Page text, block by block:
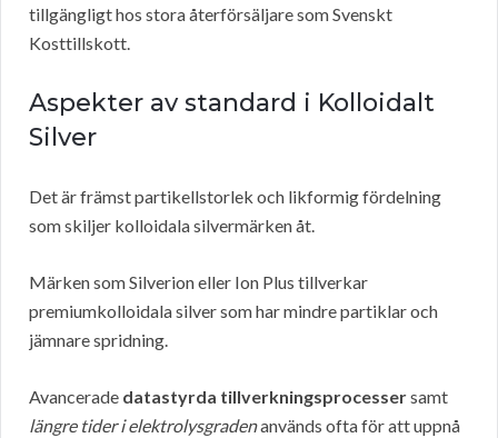
tillgängligt hos stora återförsäljare som Svenskt
Kosttillskott.
Aspekter av standard i Kolloidalt
Silver
Det är främst partikellstorlek och likformig fördelning
som skiljer kolloidala silvermärken åt.
Märken som Silverion eller Ion Plus tillverkar
premiumkolloidala silver som har mindre partiklar och
jämnare spridning.
Avancerade datastyrda tillverkningsprocessersamt
längre tider i elektrolysgradenanvänds ofta för att uppnå